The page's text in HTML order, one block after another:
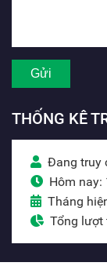
THỐNG KÊ
Đang truy
Hôm nay:
Tháng
Tổng lượt